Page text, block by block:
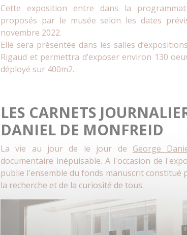
Cette exposition entre dans la
proposés par le musée selon les dates
novembre 2022.
Elle sera présentée dans les salles
Rigaud et permettra d’exposer environ 130
déployé sur 400m2.
LES CARNETS
DANIEL DE MONFREID
La vie au jour de le jour de George
documentaire inépuisable. A l'occasion de
publie l'ensemble du fonds manuscrit constitué
la recherche et de la curiosité de tous.